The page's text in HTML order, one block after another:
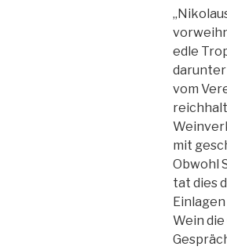
edle
darunter
vom
mit
Obwohl
tat dies
Wein